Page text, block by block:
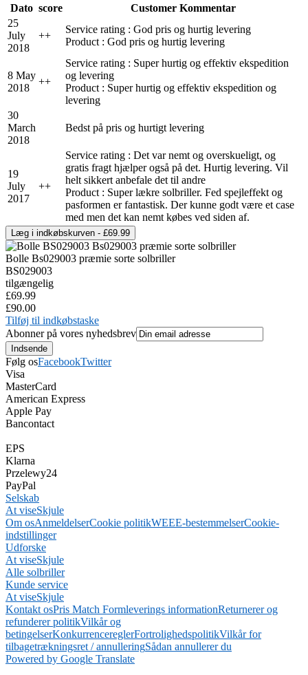
Dato score
Customer Kommentar
25
July
2018
++
Service rating : God pris og hurtig levering
Product : God pris og hurtig levering
8 May
2018
++
Service rating : Super hurtig og effektiv ekspedition
og levering
Product : Super hurtig og effektiv ekspedition og
levering
30
March
2018
Bedst på pris og hurtigt levering
19
July
2017
++
Service rating : Det var nemt og overskueligt, og
gratis fragt hjælper også på det. Hurtig levering. Vil
helt sikkert anbefale det til andre
Product : Super lækre solbriller. Fed spejleffekt og
pasformen er fantastisk. Der kunne godt være et case
med men det kan nemt købes ved siden af.
Bolle Bs029003 præmie sorte solbriller
BS029003
tilgængelig
£69.99
£90.00
Tilføj til indkøbstaske
Abonner på vores nyhedsbrev
Følg osFacebookTwitter
Visa
MasterCard
American Express
Apple Pay
Bancontact
EPS
Klarna
Przelewy24
PayPal
Selskab
At viseSkjule
Om osAnmeldelserCookie politikWEEE-bestemmelserCookie-
indstillinger
Udforske
At viseSkjule
Alle solbriller
Kunde service
At viseSkjule
Kontakt osPris Match Formleverings informationReturnerer og
refunderer politikVilkår og
betingelserKonkurrencereglerFortrolighedspolitikVilkår for
tilbagetrækningsret / annulleringSådan annullerer du
Powered by Google Translate